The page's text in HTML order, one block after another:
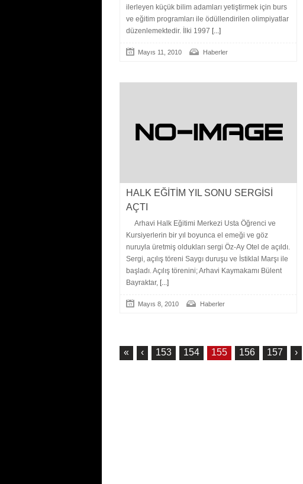
ilerleyen küçük bilim adamları yetiştirmek için burs
ve eğitim programları ile ödüllendirilen olimpiyatlar
düzenlemektedir. İlki 1997 [...]
Mayıs 11, 2010 Haberler
HALK EĞİTİM YIL SONU SERGİSİ
AÇTI
Arhavi Halk Eğitimi Merkezi Usta Öğrenci ve
Kursiyerlerin bir yıl boyunca el emeği ve göz
nuruyla üretmiş oldukları sergi Öz-Ay Otel de açıldı.
Sergi, açılış töreni Saygı duruşu ve İstiklal Marşı ile
başladı. Açılış törenini; Arhavi Kaymakamı Bülent
Bayraktar, [...]
Mayıs 8, 2010 Haberler
« ‹ 153 154 155 156 157 ›